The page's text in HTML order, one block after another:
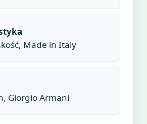
Made in Italy
Giorgio Armani